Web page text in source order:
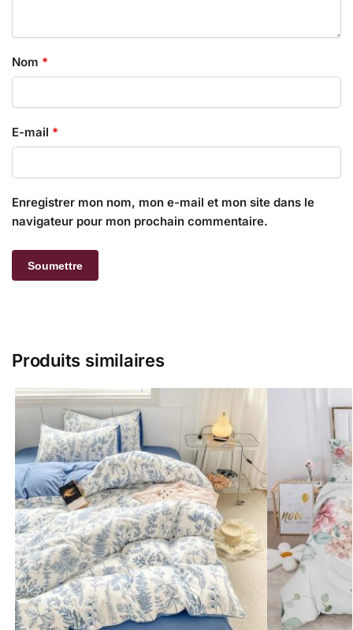
Nom *
E-mail *
Enregistrer mon nom, mon e-mail et mon site dans le
navigateur pour mon prochain commentaire.
Produits similaires